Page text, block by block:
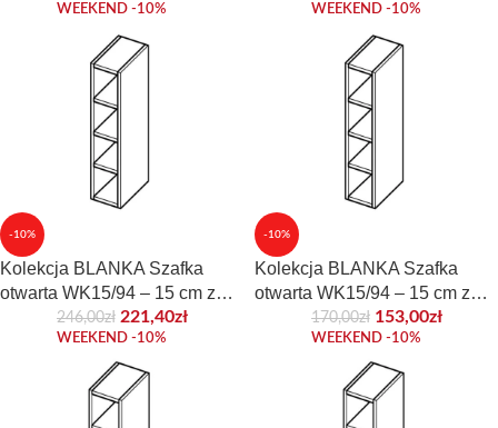
WEEKEND -10% WEEKEND -10%
-10%
Kolekcja BLANKA Szafka
otwarta WK15/94 – 15 cm z
płyty frontowej
246,00zł 221,40zł
WEEKEND -10%
-10%
Kolekcja BLANKA Szafka
otwarta WK15/94 – 15 cm z
płyty korpusowej
170,00zł 153,00zł
WEEKEND -10%